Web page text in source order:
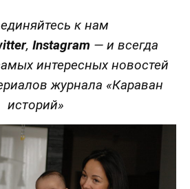
к нам
, Instagram — и всегда
интересных новостей
журнала «Караван
историй»